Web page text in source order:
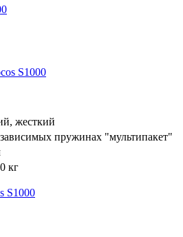
жесткий
пружинах "мультипакет"
кг
S1000